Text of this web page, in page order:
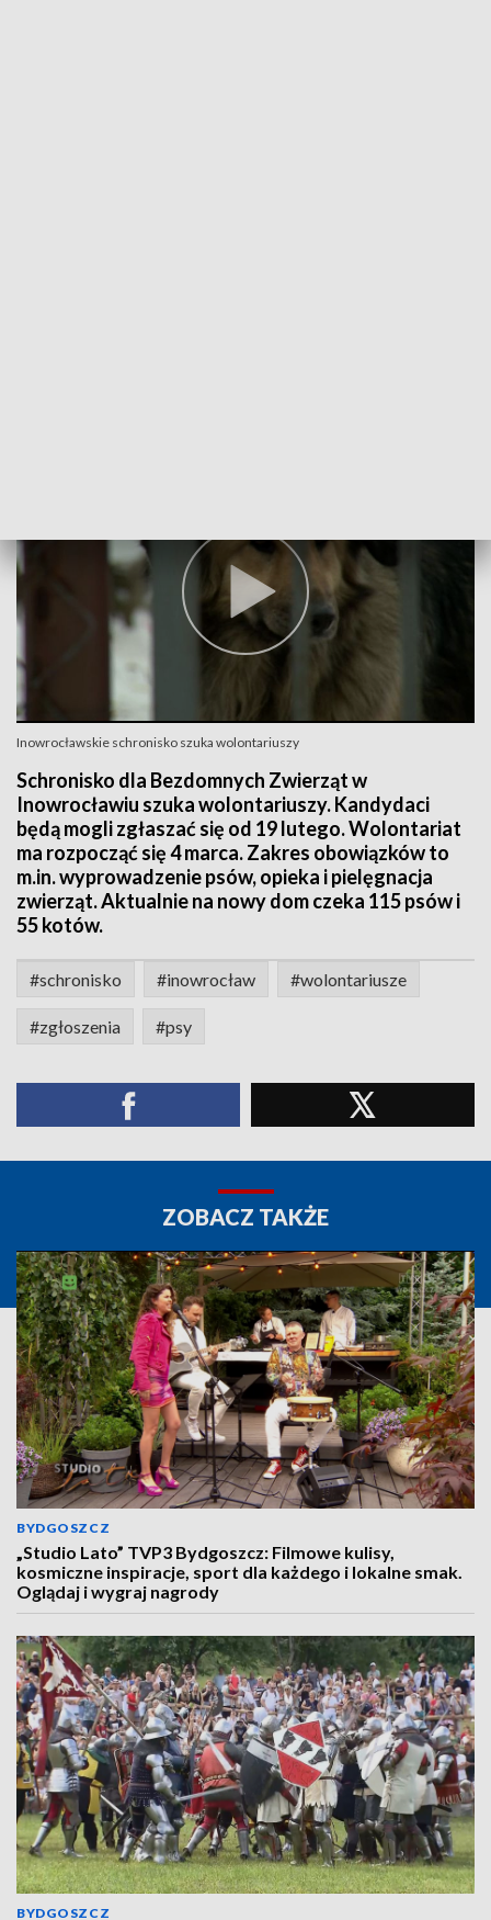
Inowrocławskie schronisko szuka wolontariuszy
Schronisko dla Bezdomnych Zwierząt w
Inowrocławiu szuka wolontariuszy. Kandydaci
będą mogli zgłaszać się od 19 lutego. Wolontariat
ma rozpocząć się 4 marca. Zakres obowiązków to
m.in. wyprowadzenie psów, opieka i pielęgnacja
zwierząt. Aktualnie na nowy dom czeka 115 psów i
55 kotów.
#schronisko #inowrocław #wolontariusze
#zgłoszenia #psy
ZOBACZ TAKŻE
BYDGOSZCZ
„Studio Lato” TVP3 Bydgoszcz: Filmowe kulisy,
kosmiczne inspiracje, sport dla każdego i lokalne smak.
Oglądaj i wygraj nagrody
BYDGOSZCZ